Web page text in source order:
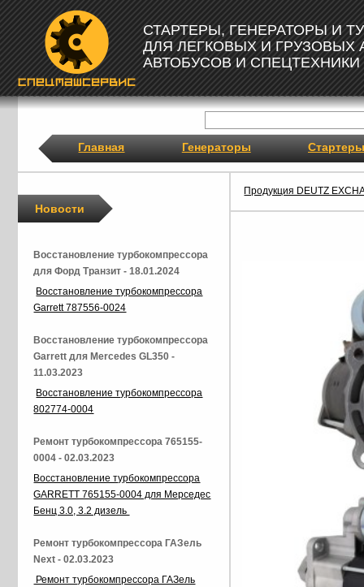
СТАРТЕРЫ, ГЕНЕРАТОРЫ И
ДЛЯ ЛЕГКОВЫХ И ГРУЗОВЫХ
АВТОБУСОВ И СПЕЦТЕХНИКИ
Главная Генераторы Стартеры
Продукция DEUTZ
Новости
Восстановление турбокомпрессора
для Форд Транзит - 18.01.2024
Восстановление турбокомпрессора
Garrett 787556-0024
Восстановление турбокомпрессора
Garrett для Mercedes GL350 -
11.03.2023
Восстановление турбокомпрессора
802774-0004
Ремонт турбокомпрессора 765155-
0004 - 02.03.2023
Восстановление турбокомпрессора
GARRETT 765155-0004 для Мерседес
Бенц 3.0, 3.2 дизель
Ремонт турбокомпрессора ГАЗель
Next - 02.03.2023
Ремонт турбокомпрессора ГАЗель